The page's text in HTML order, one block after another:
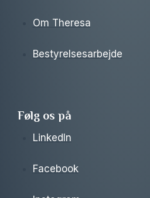
Om Theresa
Bestyrelsesarbejde
Følg os på
LinkedIn
Facebook